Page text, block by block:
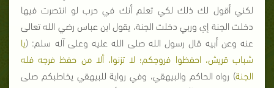
لكني أقول لك ذلك لكي تعلم أنك في حرب لو انتصرت فيها
دخلت الجنة إي وربي دخلت الجنة، يقول ابن عباس رضي الله تعالى
عنه وعن أبيه قال رسول الله صلى الله عليه وعلى آله سلم: (يا
شباب قريش، احفظوا فروجكم؛ لا تزنوا، ألا من حفظ فرجه فله
الجنة) رواه الحاكم والبيهقي، وفي رواية للبيهقي يخاطبكم صلى